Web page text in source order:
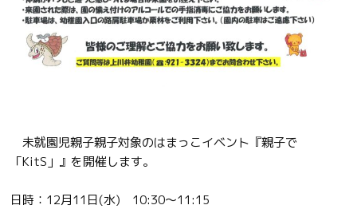
未就園児親子親子対象のはまっこイベント『親子で
「KitS」』を開催します。
日時：12月11日(水) 10:30～11:15